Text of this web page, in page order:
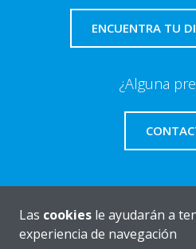
ENCUENTRA TU
¿Alguna
Quiénes somos
Las cookies le ayudarán a
experiencia de navegación